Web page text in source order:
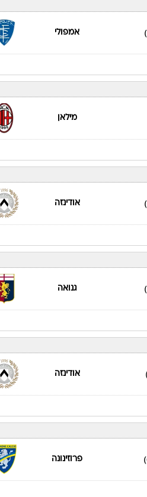
אמפולי
מילאן
אודינזה
גנואה
אודינזה
פרוזינונה